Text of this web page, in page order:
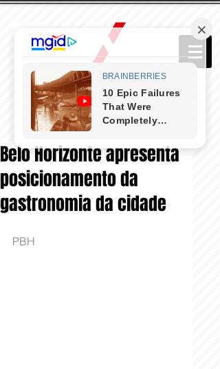
Belo Horizonte apresenta
posicionamento da
gastronomia da cidade
PBH